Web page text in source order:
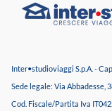
Inter•studioviaggi S.p.A. -
Sede legale: Via Abbadesse,
Cod. Fiscale/Partita Iva